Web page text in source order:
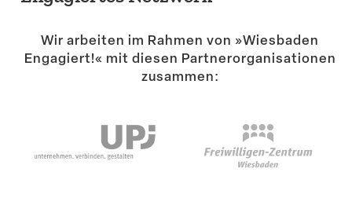
Wir arbeiten im Rahmen von »Wiesbaden
Engagiert!« mit diesen Partner­or­ga­ni­sa­tionen
zusammen: